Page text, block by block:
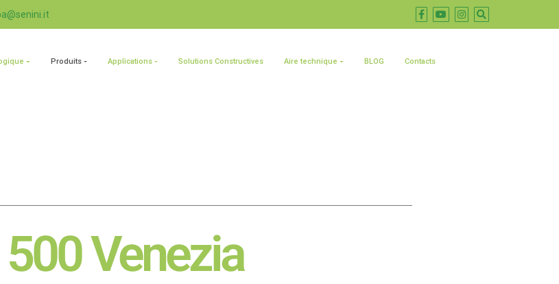
Produits Applications Solutions Constructives Aire technique BLOG Contacts
Venezia